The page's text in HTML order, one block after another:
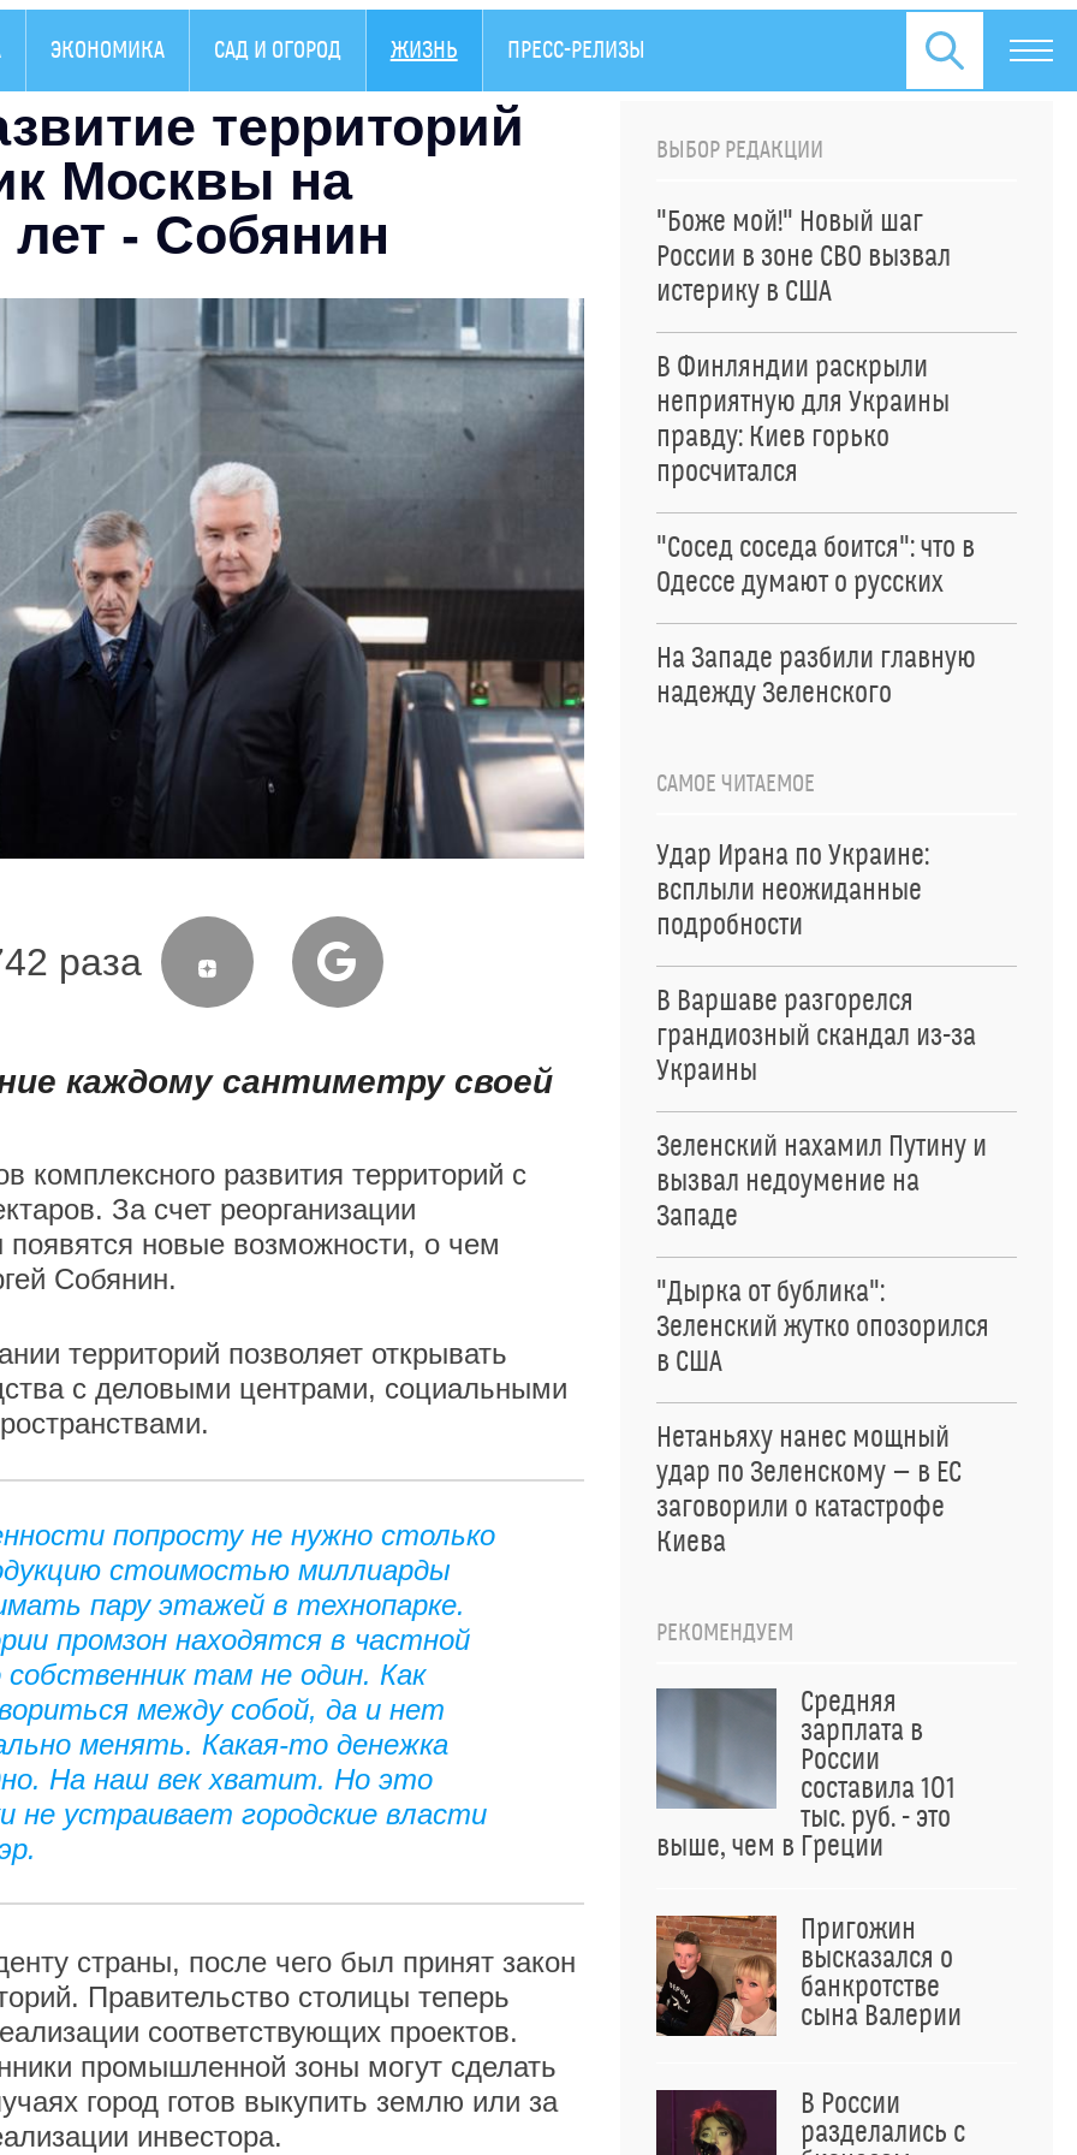
ЭКОНОМИКА САД И ОГОРОД ЖИЗНЬ ПРЕСС-РЕЛИЗЫ
территорий
Москвы на
- Собянин
раза
каждому сантиметру своей
комплексного развития территорий с
За счет реорганизации
новые возможности, о чем
Собянин.
территорий позволяет открывать
с деловыми центрами, социальными
попросту не нужно столько
стоимостью миллиарды
пару этажей в технопарке.
промзон находятся в частной
там не один. Как
между собой, да и нет
менять. Какая-то денежка
На наш век хватит. Но это
не устраивает городские власти
страны, после чего был принят закон
Правительство столицы теперь
соответствующих проектов.
промышленной зоны могут сделать
город готов выкупить землю или за
инвестора.
ВЫБОР РЕДАКЦИИ
"Боже мой!" Новый шаг
России в зоне СВО вызвал
истерику в США
В Финляндии раскрыли
неприятную для Украины
правду: Киев горько
просчитался
"Сосед соседа боится": что в
Одессе думают о русских
На Западе разбили главную
надежду Зеленского
САМОЕ ЧИТАЕМОЕ
Удар Ирана по Украине:
всплыли неожиданные
подробности
В Варшаве разгорелся
грандиозный скандал из-за
Украины
Зеленский нахамил Путину и
вызвал недоумение на
Западе
"Дырка от бублика":
Зеленский жутко опозорился
в США
Нетаньяху нанес мощный
удар по Зеленскому — в ЕС
заговорили о катастрофе
Киева
РЕКОМЕНДУЕМ
Средняя
зарплата в
России
составила 101
тыс. руб. - это
выше, чем в Греции
Пригожин
высказался о
банкротстве
сына Валерии
В России
разделались с